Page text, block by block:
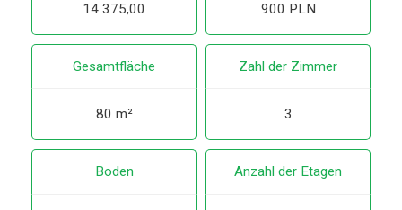
14 375,00 900 PLN
Gesamtfläche
80 m²
Zahl der Zimmer
3
Boden Anzahl der Etagen